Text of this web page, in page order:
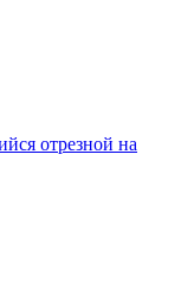
отрезной на